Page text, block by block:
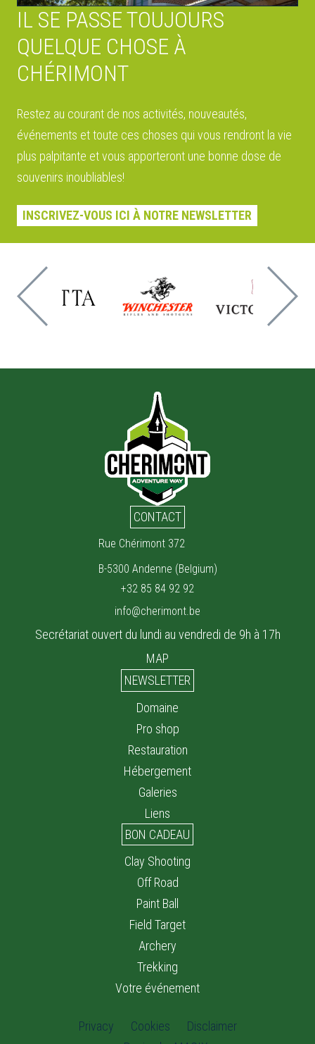
IL SE PASSE TOUJOURS
QUELQUE CHOSE À
CHÉRIMONT
Restez au courant de nos activités, nouveautés,
événements et toute ces choses qui vous rendront la vie
plus palpitante et vous apporteront une bonne dose de
souvenirs inoubliables!
INSCRIVEZ-VOUS ICI À NOTRE NEWSLETTER
CONTACT
Rue Chérimont 372
B-5300 Andenne (Belgium)
+32 85 84 92 92
info@cherimont.be
Secrétariat ouvert du lundi au vendredi de 9h à 17h
MAP
NEWSLETTER
Domaine
Pro shop
Restauration
Hébergement
Galeries
Liens
BON CADEAU
Clay Shooting
Off Road
Paint Ball
Field Target
Archery
Trekking
Votre événement
Privacy Cookies
Disclaimer